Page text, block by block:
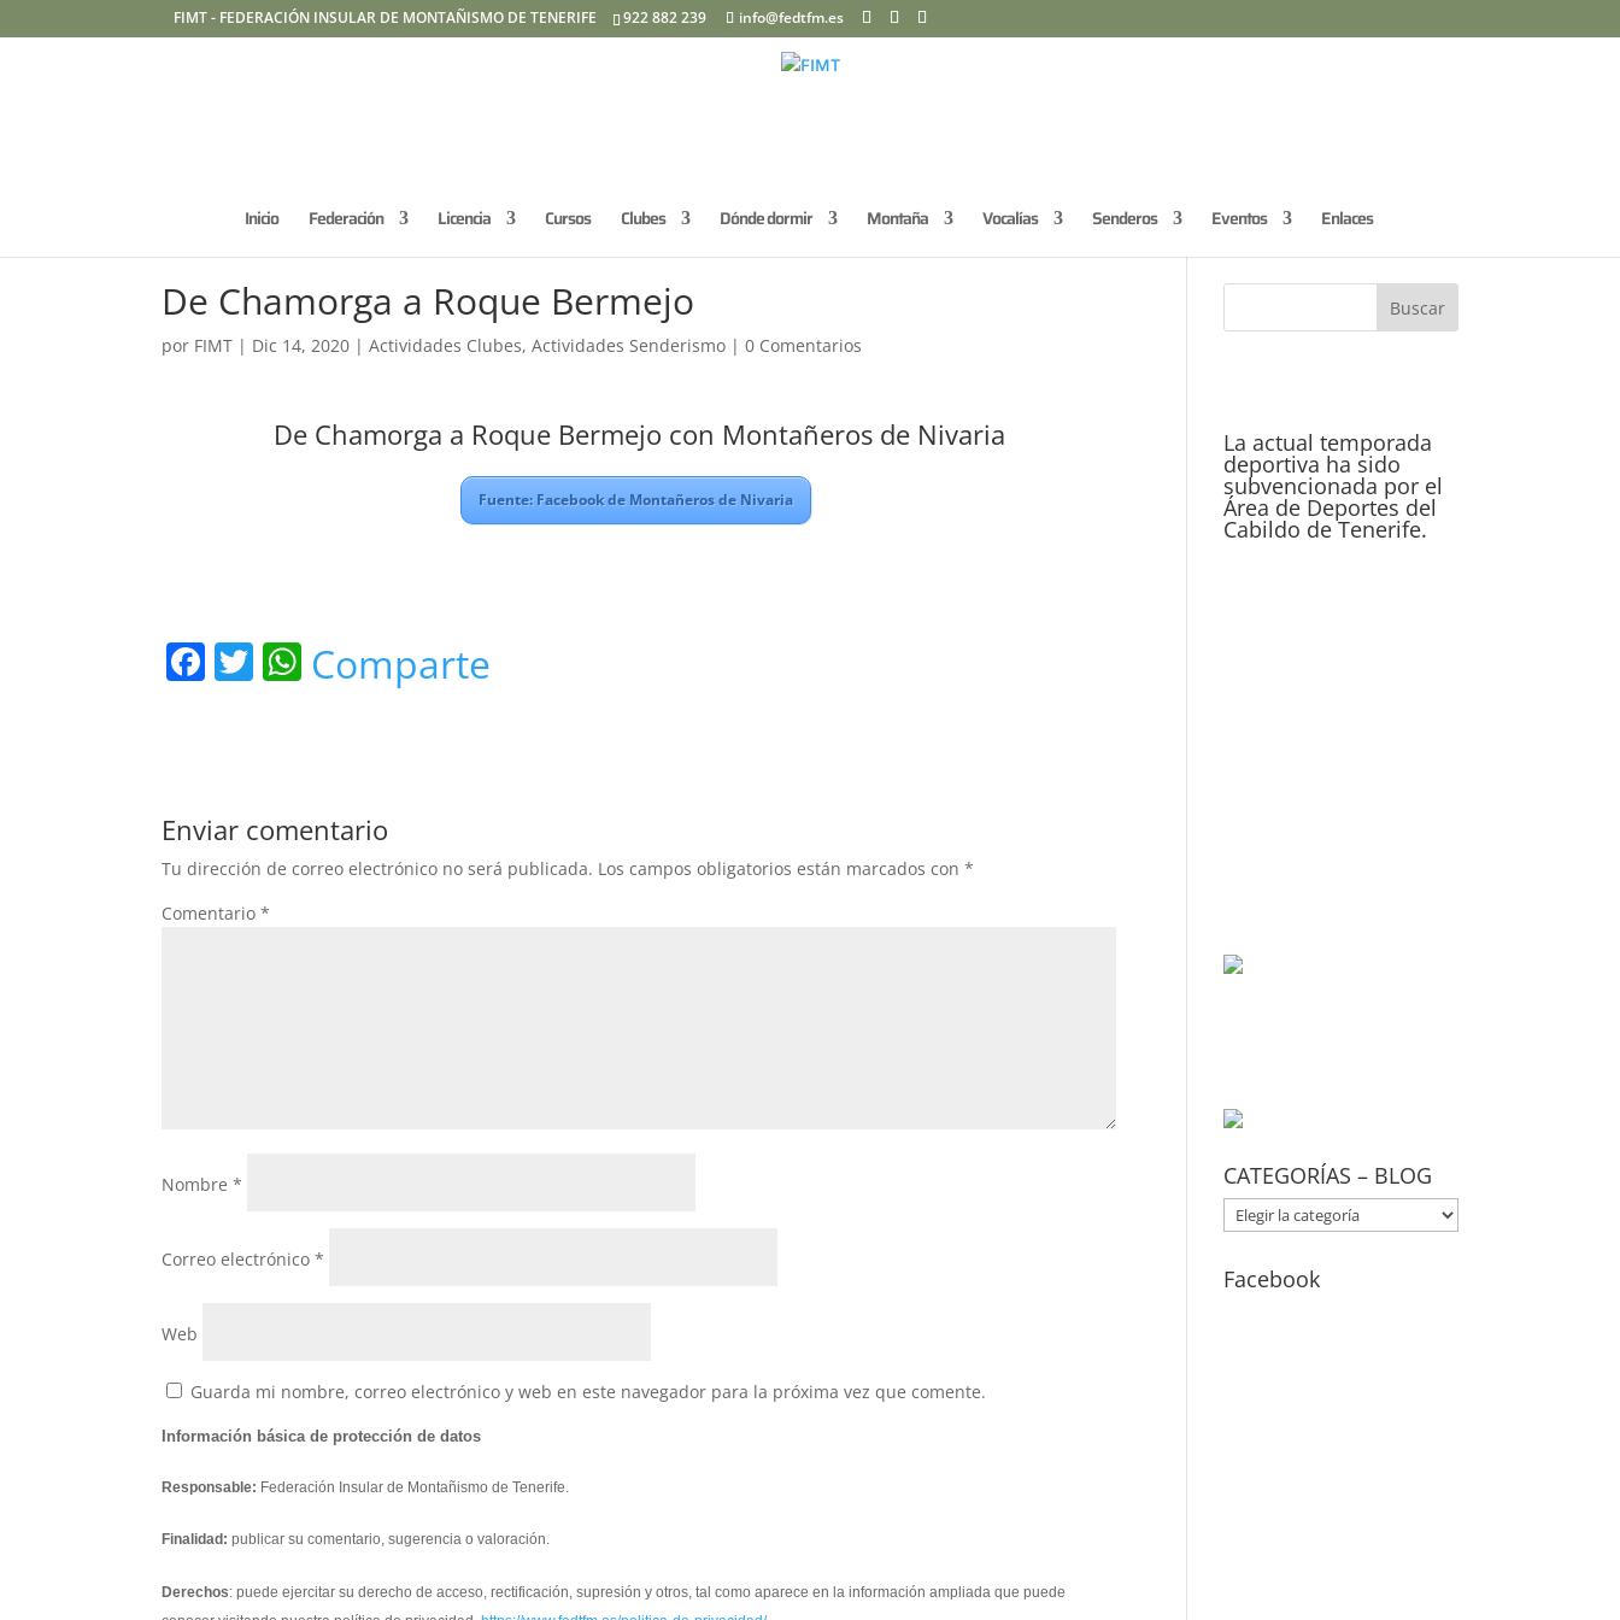
FIMT - FEDERACIÓN INSULAR DE MONTAÑISMO DE TENERIFE 922 882 239 info@fedtfm.es
Inicio Federación Licencia Cursos Clubes Dónde dormir Montaña Vocalías Senderos Eventos Enlaces
De Chamorga a Roque Bermejo
por FIMT | Dic 14, 2020 |Actividades Clubes,Actividades Senderismo |0 Comentarios
De Chamorga a Roque Bermejo con Montañeros de Nivaria
Fuente: Facebook de Montañeros de Nivaria
F
b
o
o
k
T W
A
p
p
Comparte
Enviar comentario
Tu dirección de correo electrónico no será publicada. Los campos obligatorios están marcados con*
Comentario*
Nombre*
Correo electrónico*
Web
Guarda mi nombre, correo electrónico y web en este navegador para la próxima vez que comente.
Información básica de protección de datos
Responsable: Federación Insular de Montañismo de Tenerife.
Finalidad: publicar su comentario, sugerencia o valoración.
Derechos: puede ejercitar su derecho de acceso, rectificación, supresión y otros, tal como aparece en la información ampliada que puede
La actual temporada
deportiva ha sido
subvencionada por el
Área de Deportes del
Cabildo de Tenerife.
CATEGORÍAS – BLOG
CATEGORÍAS
–
BLOG
Facebook